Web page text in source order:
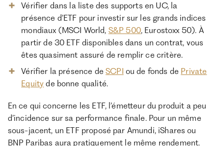
Vérifier dans la liste des supports en UC, la
présence d’ETF pour investir sur les grands indices
mondiaux (MSCI World, S&P 500, Eurostoxx 50). À
partir de 30 ETF disponibles dans un contrat, vous
êtes quasiment assuré de remplir ce critère.
Vérifier la présence deSCPI ou de fonds de Private
Equity de bonne qualité.
En ce qui concerne les ETF, l’émetteur du produit a peu
d’incidence sur sa performance finale. Pour un même
sous-jacent, un ETF proposé par Amundi, iShares ou
BNP Paribas aura pratiquement le même rendement.